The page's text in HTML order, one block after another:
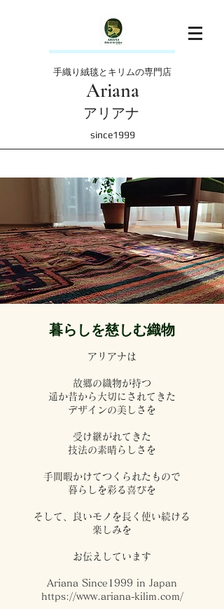
手織り絨毯とキリムの専門店
Ariana
アリアナ
since1999
暮らしを慈しむ織物
アリアナは
故郷の織物が持つ
遥か昔から大切にされてきた
デザインの美しさを
受け継がれてきた
技法の素晴らしさを
手間暇かけてつくられたもので
暮らしを彩る喜びを
そして、良いモノを長く使い続ける
楽しみを
お伝えしています
Ariana Since1999 in Japan
https://www.ariana-kilim.com/